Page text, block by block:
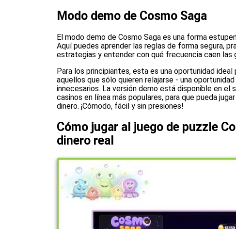
Modo demo de Cosmo Saga
El modo demo de Cosmo Saga es una forma
Aquí puedes aprender las reglas de forma segura,
estrategias y entender con qué frecuencia caen las
Para los principiantes, esta es una oportunidad
aquellos que sólo quieren relajarse - una
innecesarios. La versión demo está disponible en el
casinos en línea más populares, para que pueda
dinero. ¡Cómodo, fácil y sin presiones!
Cómo jugar al juego de puzzle
dinero real